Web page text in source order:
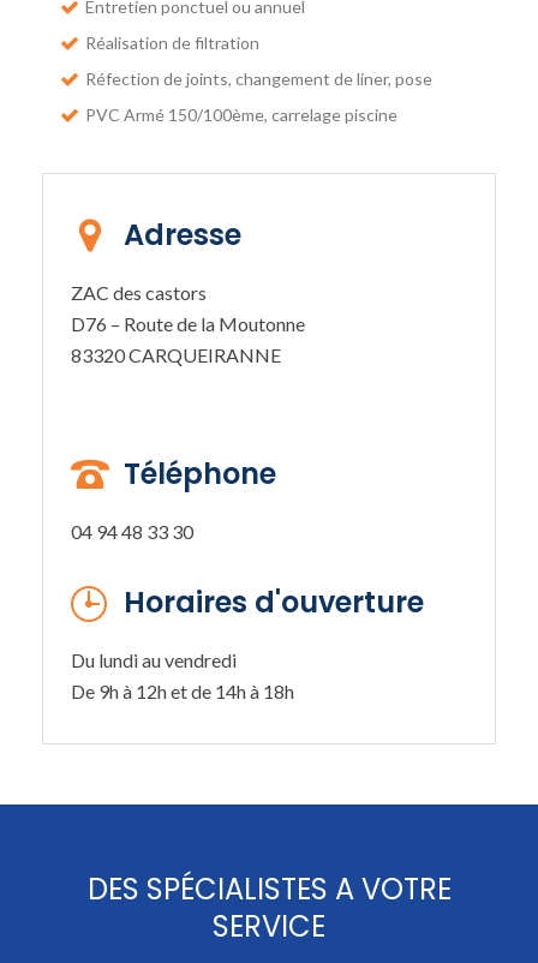
Entretien ponctuel ou annuel
Réalisation de filtration
Réfection de joints, changement de liner, pose
PVC Armé 150/100ème, carrelage piscine
Adresse
ZAC des castors
D76 – Route de la Moutonne
83320 CARQUEIRANNE
Téléphone
04 94 48 33 30
Horaires d'ouverture
Du lundi au vendredi
De 9h à 12h et de 14h à 18h
DES SPÉCIALISTES A VOTRE
SERVICE